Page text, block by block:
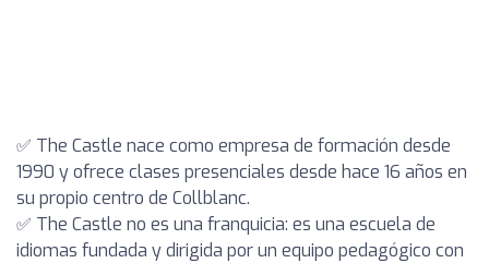
✅ The Castle nace como empresa de formación desde
1990 y ofrece clases presenciales desde hace 16 años en
su propio centro de Collblanc.
✅ The Castle no es una franquicia: es una escuela de
idiomas fundada y dirigida por un equipo pedagógico con